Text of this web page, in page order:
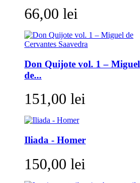
66,00 lei
Don Quijote vol. 1 – Miguel
de...
151,00 lei
Iliada - Homer
150,00 lei